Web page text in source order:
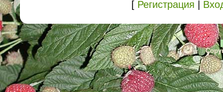
[ Регистрация